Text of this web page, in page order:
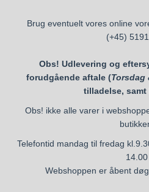
Brug eventuelt vores online
(+45)
Obs! Udlevering og
forudgående aftale (Torsdag
tilladelse, samt
Obs! ikke alle varer i
Telefontid mandag til fredag
14.00
Webshoppen er åbent